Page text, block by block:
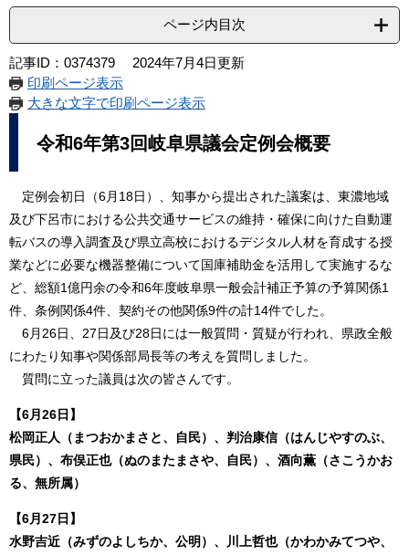
ページ内目次
記事ID：0374379
2024年7月4日更新
印刷ページ表示
大きな文字で印刷ページ表示
令和6年第3回岐阜県議会定例会概要
定例会初日（6月18日）、知事から提出された議案は、東濃地域
及び下呂市における公共交通サービスの維持・確保に向けた自動運
転バスの導入調査及び県立高校におけるデジタル人材を育成する授
業などに必要な機器整備について国庫補助金を活用して実施するな
ど、総額1億円余の令和6年度岐阜県一般会計補正予算の予算関係1
件、条例関係4件、契約その他関係9件の計14件でした。
6月26日、27日及び28日には一般質問・質疑が行われ、県政全般
にわたり知事や関係部局長等の考えを質問しました。
質問に立った議員は次の皆さんです。
【6月26日】
松岡正人（まつおかまさと、自民）、判治康信（はんじやすのぶ、
県民）、布俣正也（ぬのまたまさや、自民）、酒向薫（さこうかお
る、無所属）​
【6月27日】
水野吉近（みずのよしちか、公明）、川上哲也（かわかみてつや、